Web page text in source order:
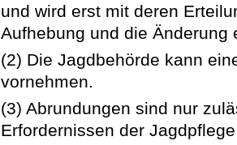
und wird erst mit deren
Aufhebung und die Änderung
(2) Die Jagdbehörde kann
vornehmen.
(3) Abrundungen sind nur
Erfordernissen der